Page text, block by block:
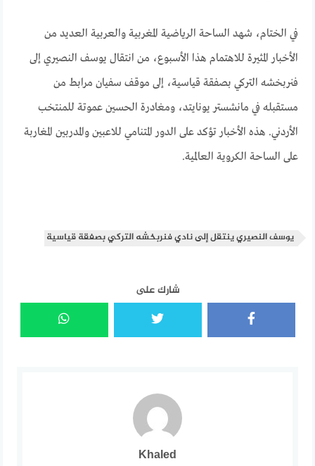
في الختام، شهد الساحة الرياضية المغربية والعربية العديد من
الأخبار المثيرة للاهتمام هذا الأسبوع، من انتقال يوسف النصيري إلى
فنربخشه التركي بصفقة قياسية، إلى موقف سفيان مرابط من
مستقبله في مانشستر يونايتد، ومغادرة الحسين عموتة للمنتخب
الأردني. هذه الأخبار تؤكد على الدور المتنامي للاعبين والمدربين المغاربة
على الساحة الكروية العالمية.
يوسف النصيري ينتقل إلى نادي فنربخشه التركي بصفقة قياسية
شارك على
Khaled